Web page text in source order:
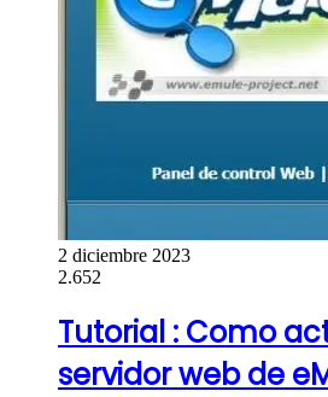
2 diciembre 2023
2.652
Tutorial : Como
servidor web de